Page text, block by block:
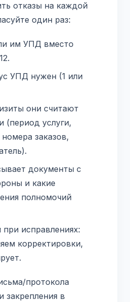
отказы на каждой
один раз:
им УПД вместо
УПД нужен (1 или
они считают
(период услуги,
заказов,
документы с
и какие
полномочий
исправлениях:
корректировки,
протокола
закрепления в